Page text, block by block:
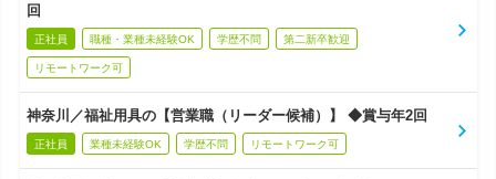
回
正社員 職種・業種未経験OK 学歴不問 第二新卒歓迎
リモートワーク可
神奈川／福祉用具の【営業職（リーダー候補）】 ◆賞与年2回
正社員 業種未経験OK 学歴不問 リモートワーク可